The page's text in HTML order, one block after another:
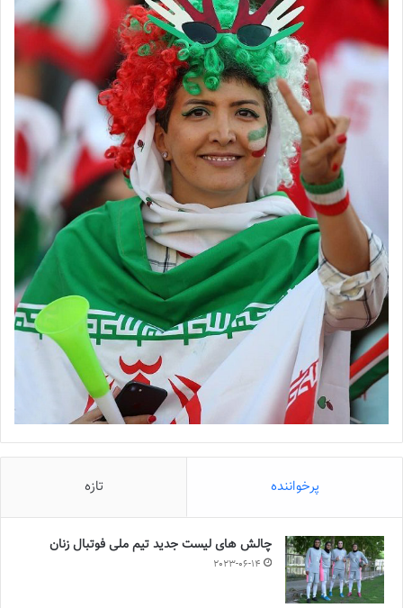
پرخواننده تازه
چالش هاى ليست جدید تيم ملى فوتبال زنان
2023-06-14